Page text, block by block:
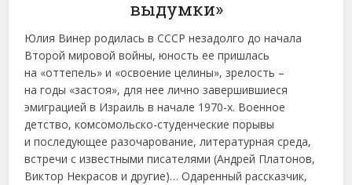
выдумки»
Юлия Винер родилась в СССР незадолго до начала
Второй мировой войны, юность ее пришлась
на «оттепель» и «освоение целины», зрелость –
на годы «застоя», для нее лично завершившиеся
эмиграцией в Израиль в начале 1970-х. Военное
детство, комсомольско-студенческие порывы
и последующее разочарование, литературная среда,
встречи с известными писателями (Андрей Платонов,
Виктор Некрасов и другие)… Одаренный рассказчик,